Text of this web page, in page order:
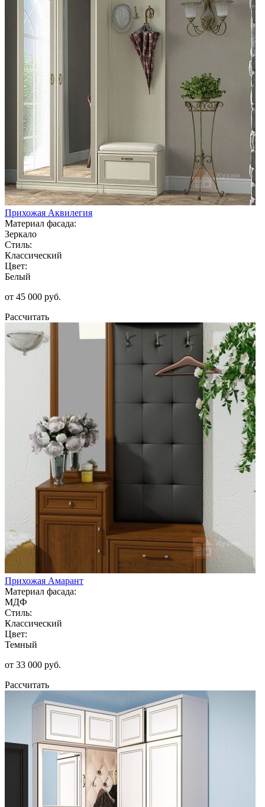
Прихожая Аквилегия
Материал фасада:
Зеркало
Стиль:
Классический
Цвет:
Белый
от 45 000 руб.
Рассчитать
Прихожая Амарант
Материал фасада:
МДФ
Стиль:
Классический
Цвет:
Темный
от 33 000 руб.
Рассчитать